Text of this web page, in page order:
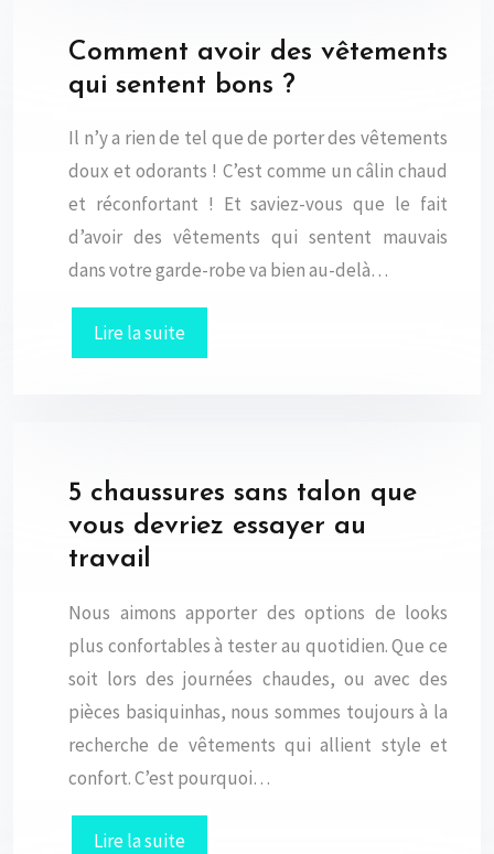
Comment avoir des vêtements
qui sentent bons ?
Il n’y a rien de tel que de porter des vêtements
doux et odorants ! C’est comme un câlin chaud
et réconfortant ! Et saviez-vous que le fait
d’avoir des vêtements qui sentent mauvais
dans votre garde-robe va bien au-delà…
Lire la suite
5 chaussures sans talon que
vous devriez essayer au
travail
Nous aimons apporter des options de looks
plus confortables à tester au quotidien. Que ce
soit lors des journées chaudes, ou avec des
pièces basiquinhas, nous sommes toujours à la
recherche de vêtements qui allient style et
confort. C’est pourquoi…
Lire la suite